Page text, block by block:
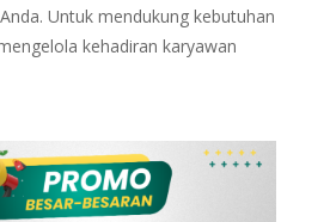
Untuk mendukung kebutuhan
kehadiran karyawan